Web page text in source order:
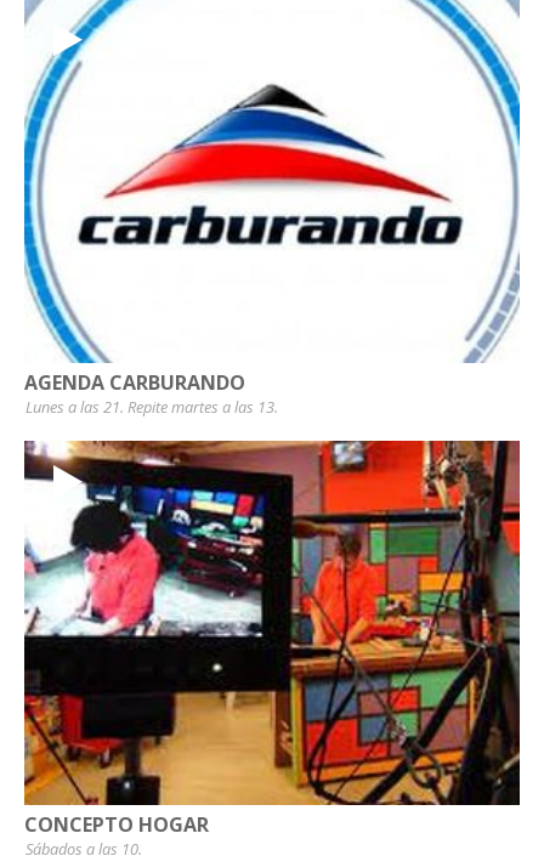
AGENDA CARBURANDO
Lunes a las 21. Repite martes a las 13.
CONCEPTO HOGAR
Sábados a las 10.